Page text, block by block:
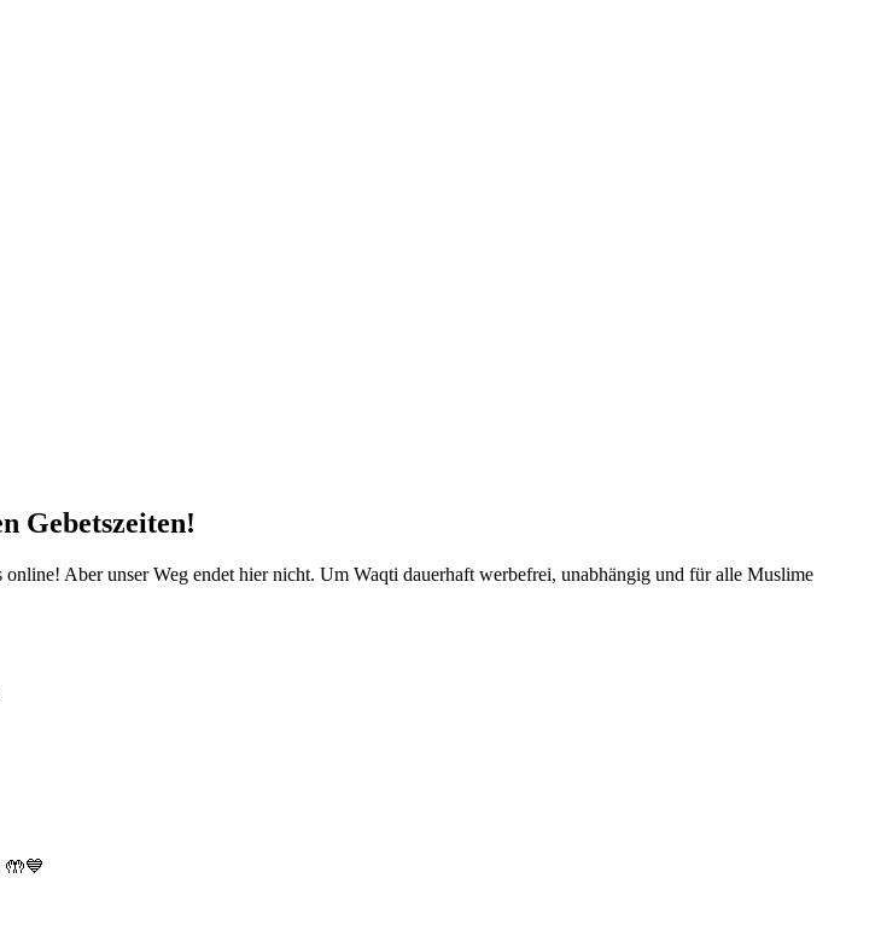
Gebetszeiten!
online! Aber unser Weg endet hier nicht. Um Waqti dauerhaft werbefrei, unabhängig und für alle Muslime
🤲💙